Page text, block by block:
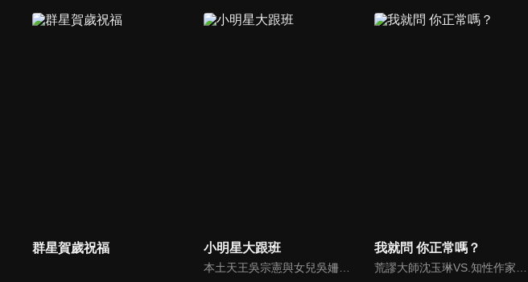
群星賀歲祝福 小明星大跟班
本土天王吳宗憲與女兒吳姍儒（Sandy）搭檔主持，每集邀請來賓暢談演藝圈大小事，父女檔聯手笑果十足，老梗搭上新世代，最新組合強勢登場！
我就問 你正常嗎？